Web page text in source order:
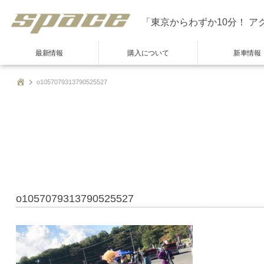
「東京からわずか10分！ ア
最新情報 購入について 新車情報
o1057079313790525527
o1057079313790525527